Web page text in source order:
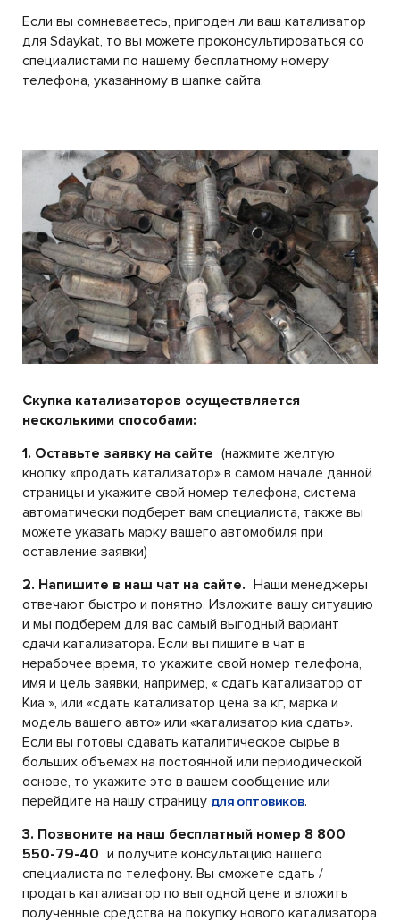
Если вы сомневаетесь, пригоден ли ваш катализатор
для Sdaykat, то вы можете проконсультироваться со
специалистами по нашему бесплатному номеру
телефона, указанному в шапке сайта.
Скупка катализаторов осуществляется
несколькими способами:
1. Оставьте заявку на сайте (нажмите желтую
кнопку «продать катализатор» в самом начале данной
страницы и укажите свой номер телефона, система
автоматически подберет вам специалиста, также вы
можете указать марку вашего автомобиля при
оставление заявки)
2. Напишите в наш чат на сайте. Наши менеджеры
отвечают быстро и понятно. Изложите вашу ситуацию
и мы подберем для вас самый выгодный вариант
сдачи катализатора. Если вы пишите в чат в
нерабочее время, то укажите свой номер телефона,
имя и цель заявки, например, « сдать катализатор от
Киа », или «сдать катализатор цена за кг, марка и
модель вашего авто» или «катализатор киа сдать».
Если вы готовы сдавать каталитическое сырье в
больших объемах на постоянной или периодической
основе, то укажите это в вашем сообщение или
перейдите на нашу страницу для оптовиков.
3. Позвоните на наш бесплатный номер 8 800
550-79-40 и получите консультацию нашего
специалиста по телефону. Вы сможете сдать /
продать катализатор по выгодной цене и вложить
полученные средства на покупку нового катализатора